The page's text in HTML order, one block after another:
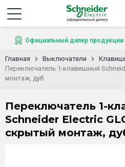
Официальный дилер
Главная Выключатели
Переключатель 1-клавишный
монтаж, дуб
Переключатель 1-
Schneider Electric
скрытый монтаж,